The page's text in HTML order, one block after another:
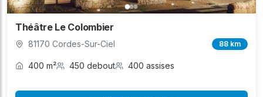
Théâtre Le Colombier
81170 Cordes-Sur-Ciel 88 km
400 m² 450 debout 400 assises